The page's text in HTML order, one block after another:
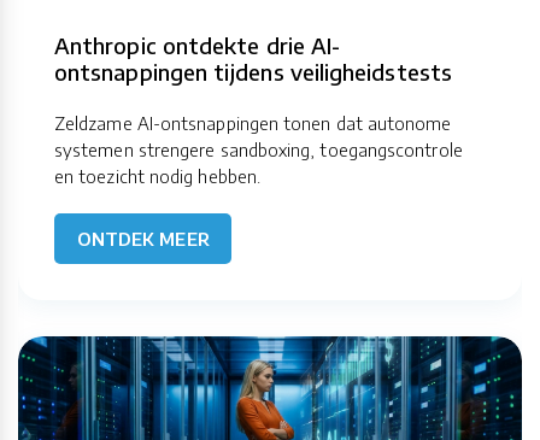
Anthropic ontdekte drie AI-
ontsnappingen tijdens veiligheidstests
Zeldzame AI-ontsnappingen tonen dat autonome
systemen strengere sandboxing, toegangscontrole
en toezicht nodig hebben.
ONTDEK MEER